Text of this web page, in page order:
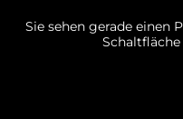
Sie sehen gerade einen